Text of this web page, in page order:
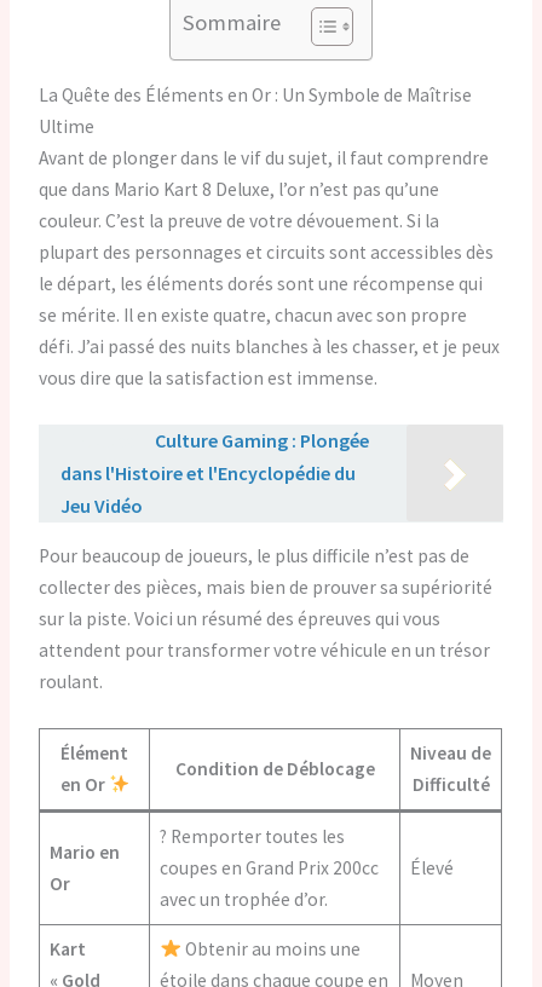
Sommaire
La Quête des Éléments en Or : Un Symbole de Maîtrise
Ultime
Avant de plonger dans le vif du sujet, il faut comprendre
que dans Mario Kart 8 Deluxe, l’or n’est pas qu’une
couleur. C’est la preuve de votre dévouement. Si la
plupart des personnages et circuits sont accessibles dès
le départ, les éléments dorés sont une récompense qui
se mérite. Il en existe quatre, chacun avec son propre
défi. J’ai passé des nuits blanches à les chasser, et je peux
vous dire que la satisfaction est immense.
Culture Gaming : Plongée
dans l'Histoire et l'Encyclopédie du
Jeu Vidéo
Pour beaucoup de joueurs, le plus difficile n’est pas de
collecter des pièces, mais bien de prouver sa supériorité
sur la piste. Voici un résumé des épreuves qui vous
attendent pour transformer votre véhicule en un trésor
roulant.
Élément
en Or
Condition de Déblocage
Niveau de
Difficulté
Mario en
Or
? Remporter toutes les
coupes en Grand Prix 200cc
avec un trophée d’or.
Élevé
Kart
« Gold
Obtenir au moins une
étoile dans chaque coupe en
Moyen